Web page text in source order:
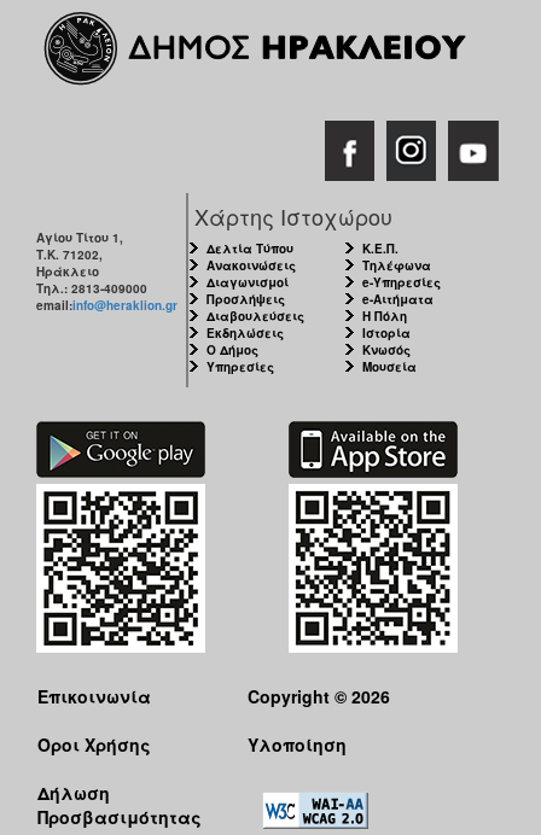
Αγίου Τίτου 1,
Τ.Κ. 71202,
Ηράκλειο
Τηλ.: 2813-409000
email:info@heraklion.gr
Χάρτης Ιστοχώρου
Δελτία Τύπου
Ανακοινώσεις
Διαγωνισμοί
Προσλήψεις
Διαβουλεύσεις
Εκδηλώσεις
Ο Δήμος
Υπηρεσίες
Κ.Ε.Π.
Τηλέφωνα
e-Υπηρεσίες
e-Αιτήματα
Η Πόλη
Ιστορία
Κνωσός
Μουσεία
Επικοινωνία
Όροι Χρήσης
Δήλωση
Προσβασιμότητας
Copyright © 2026
Υλοποίηση